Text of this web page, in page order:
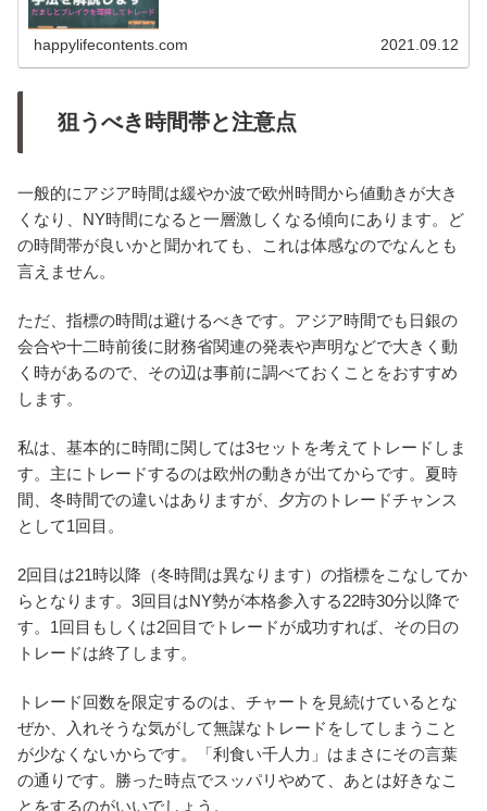
happylifecontents.com 2021.09.12
狙うべき時間帯と注意点
一般的にアジア時間は緩やか波で欧州時間から値動きが大き
くなり、NY時間になると一層激しくなる傾向にあります。ど
の時間帯が良いかと聞かれても、これは体感なのでなんとも
言えません。
ただ、指標の時間は避けるべきです。アジア時間でも日銀の
会合や十二時前後に財務省関連の発表や声明などで大きく動
く時があるので、その辺は事前に調べておくことをおすすめ
します。
私は、基本的に時間に関しては3セットを考えてトレードしま
す。主にトレードするのは欧州の動きが出てからです。夏時
間、冬時間での違いはありますが、夕方のトレードチャンス
として1回目。
2回目は21時以降（冬時間は異なります）の指標をこなしてか
らとなります。3回目はNY勢が本格参入する22時30分以降で
す。1回目もしくは2回目でトレードが成功すれば、その日の
トレードは終了します。
トレード回数を限定するのは、チャートを見続けているとな
ぜか、入れそうな気がして無謀なトレードをしてしまうこと
が少なくないからです。「利食い千人力」はまさにその言葉
の通りです。勝った時点でスッパリやめて、あとは好きなこ
とをするのがいいでしょう。